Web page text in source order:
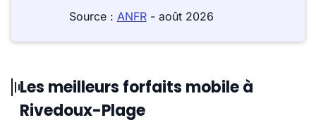
Source : ANFR- août 2026
Les meilleurs forfaits mobile à
Rivedoux-Plage